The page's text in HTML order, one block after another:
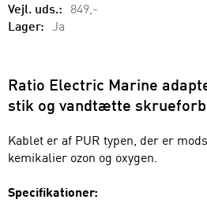
Vejl. uds.:
849,-
Lager:
Ja
Ratio Electric Marine
stik og vandtætte
Kablet er af PUR typen, der er
kemikalier ozon og oxygen.
Specifikationer: